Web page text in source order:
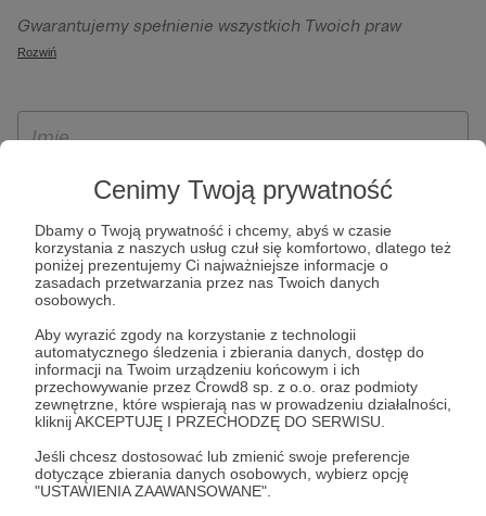
Cenimy Twoją prywatność
Dbamy o Twoją prywatność i chcemy, abyś w czasie
korzystania z naszych usług czuł się komfortowo, dlatego też
poniżej prezentujemy Ci najważniejsze informacje o
zasadach przetwarzania przez nas Twoich danych
osobowych.
Aby wyrazić zgody na korzystanie z technologii
automatycznego śledzenia i zbierania danych, dostęp do
informacji na Twoim urządzeniu końcowym i ich
przechowywanie przez Crowd8 sp. z o.o. oraz podmioty
zewnętrzne, które wspierają nas w prowadzeniu działalności,
kliknij AKCEPTUJĘ I PRZECHODZĘ DO SERWISU.
Jeśli chcesz dostosować lub zmienić swoje preferencje
dotyczące zbierania danych osobowych, wybierz opcję
"USTAWIENIA ZAAWANSOWANE".
092 Warszawa. Twoje dane osobowe będą przetwarzane w
szczególności w celu wykonania umowy zawartej z Tobą, w
Patronite.pl, w tym możliwości dokonywania oraz
otrzymywania wsparcia na naszej platformie oraz
Gwarantujemy spełnienie wszystkich Twoich praw
wynikających z ogólnego rozporządzenia o ochronie
ich przenoszenia, niepodlegania zautomatyzowanemu
wyrażenia sprzeciwu wobec przetwarzania Twoich danych
osobowych. Rejestracja dla osób niepełnoletnich możliwa
jest po przekazaniu podpisanego formularza "Zgodna na
założenie konta przez osobę niepełnoletnią", formularz
dostępny jest na stronie regulaminu Patronite.pl.
Rozwiń
* Zapoznałem się i akceptujęRegulaminserwisu oraz